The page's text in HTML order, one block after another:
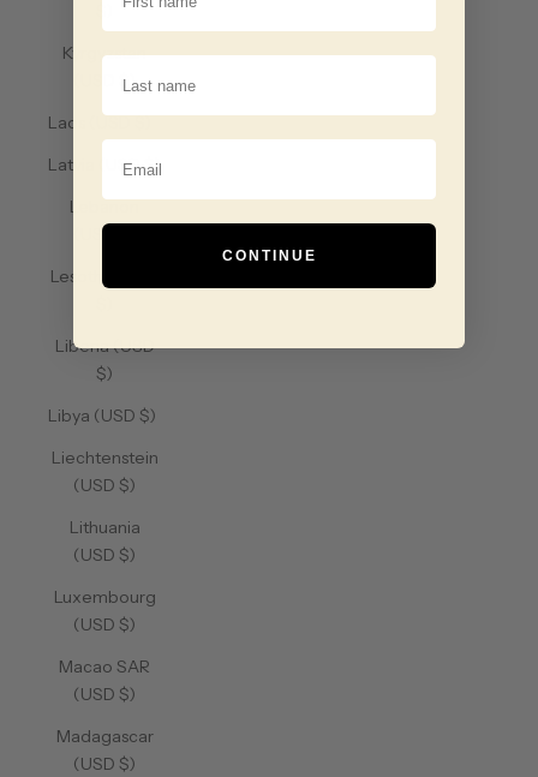
Kyrgyzstan
(USD $)
Laos (USD $)
Latvia (USD $)
Lebanon
(USD $)
Lesotho (USD
Liberia (USD
$)
Libya (USD $)
Liechtenstein
(USD $)
Lithuania
(USD $)
Luxembourg
(USD $)
Macao SAR
(USD $)
Madagascar
(USD $)
Last Name
Email
CONTINUE